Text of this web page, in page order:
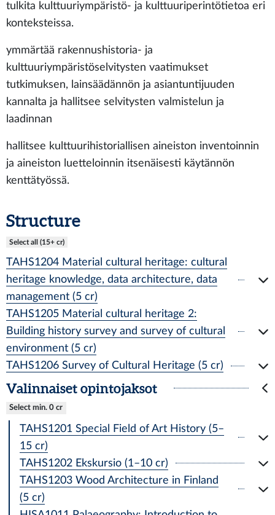
tulkita kulttuuriympäristö- ja kulttuuriperintötietoa eri
konteksteissa.
ymmärtää rakennushistoria- ja
kulttuuriympäristöselvitysten vaatimukset
tutkimuksen, lainsäädännön ja asiantuntijuuden
kannalta ja hallitsee selvitysten valmistelun ja
laadinnan
hallitsee kulttuurihistoriallisen aineiston inventoinnin
ja aineiston luetteloinnin itsenäisesti käytännön
kenttätyössä.
Structure
Select all (15+ cr)
TAHS1204 Material cultural heritage: cultural
heritage knowledge, data architecture, data
management (5 cr)
TAHS1205 Material cultural heritage 2:
Building history survey and survey of cultural
environment (5 cr)
TAHS1206 Survey of Cultural Heritage (5 cr)
Valinnaiset opintojaksot
Select min. 0 cr
TAHS1201 Special Field of Art History (5–
15 cr)
TAHS1202 Ekskursio (1–10 cr)
TAHS1203 Wood Architecture in Finland
(5 cr)